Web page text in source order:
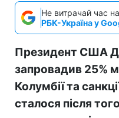
Не витрачай час
РБК-Україна у
Президент США
запровадив 25%
Колумбії та
сталося після